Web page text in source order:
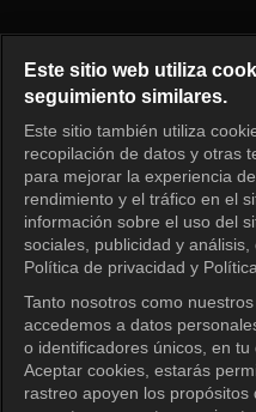
Este sitio web utiliza
seguimiento similares.
Este sitio también utiliza
recopilación de datos y otras
para mejorar la experiencia
rendimiento y el tráfico en el
información sobre el uso del
sociales, publicidad y
Política de privacidad y
Tanto nosotros como nuestros
accedemos a datos
o identificadores únicos, en
Aceptar cookies, estarás
rastreo apoyen los propósitos